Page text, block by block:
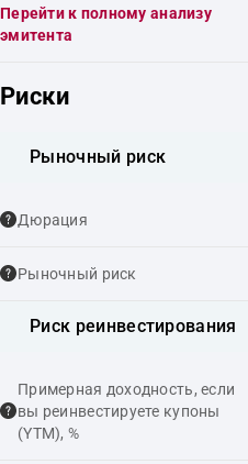
Перейти к полному анализу
эмитента
Риски
Рыночный риск
Дюрация
Рыночный риск
Риск реинвестирования
Примерная доходность, если
вы реинвестируете купоны
(YTM), %